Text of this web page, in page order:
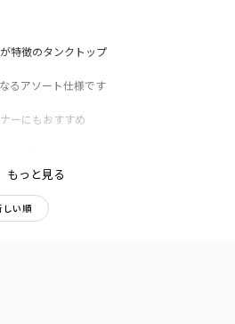
しい順
特徴のタンクトップ
るアソート仕様です
ーにもおすすめ
るので
です
ーカラーは色の特性上、透け感がございま
もっと見る